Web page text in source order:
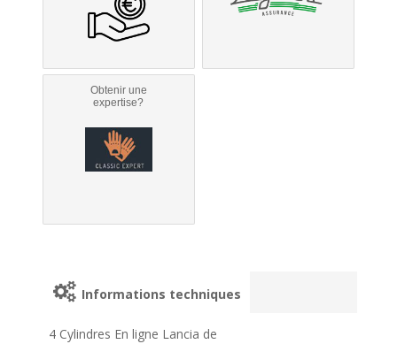
Obtenir une
expertise?
Informations techniques
4 Cylindres En ligne Lancia de